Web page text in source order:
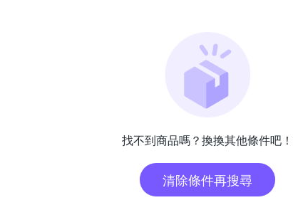
找不到商品嗎？換換其他條件吧！
清除條件再搜尋